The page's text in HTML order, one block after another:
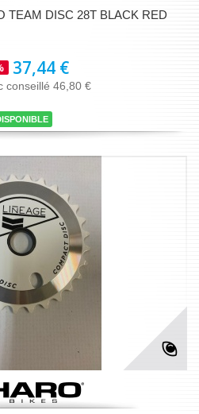
TEAM DISC 28T BLACK RED
37,44 €
conseillé 46,80 €